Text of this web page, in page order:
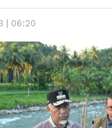
| 06:20